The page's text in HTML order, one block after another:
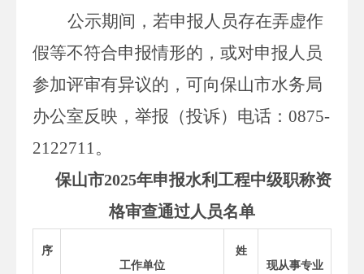
公示期间，若申报人员存在弄虚作
假等不符合申报情形的，或对申报人员
参加评审有异议的，可向保山市水务局
办公室反映，举报（投诉）电话： 0875-
2122711。
保山市2025年申报水利工程中级职称资
格审查通过人员名单
序
工作单位
姓
现从事专业